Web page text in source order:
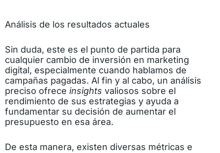
Análisis de los resultados actuales
Sin duda, este es el punto de partida para
cualquier cambio de inversión en marketing
digital, especialmente cuando hablamos de
campañas pagadas. Al fin y al cabo, un análisis
preciso ofrece insights valiosos sobre el
rendimiento de sus estrategias y ayuda a
fundamentar su decisión de aumentar el
presupuesto en esa área.
De esta manera, existen diversas métricas e